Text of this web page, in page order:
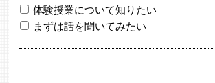
体験授業について知りたい
まずは話を聞いてみたい